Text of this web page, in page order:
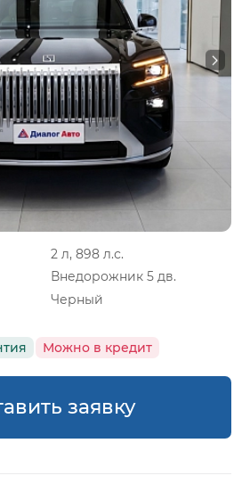
2 л, 898 л.с.
Внедорожник 5 дв.
Черный
Можно в кредит
заявку